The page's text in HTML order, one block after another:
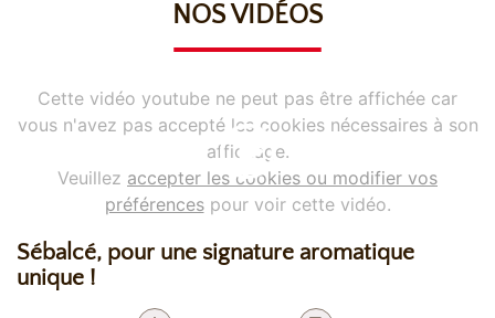
NOS VIDÉOS
Cette vidéo youtube ne peut pas être affichée car
vous n'avez pas accepté les cookies nécessaires à son
affichage.
Veuillez accepter les cookies ou modifier vos
préférencespour voir cette vidéo.
Sébalcé, pour une signature aromatique
unique !